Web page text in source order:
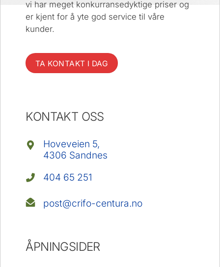
vi har meget konkurransedyktige priser og
er kjent for å yte god service til våre
kunder.
TA KONTAKT I DAG
KONTAKT OSS
Hoveveien 5,
4306 Sandnes
404 65 251
post@crifo-centura.no
ÅPNINGSIDER